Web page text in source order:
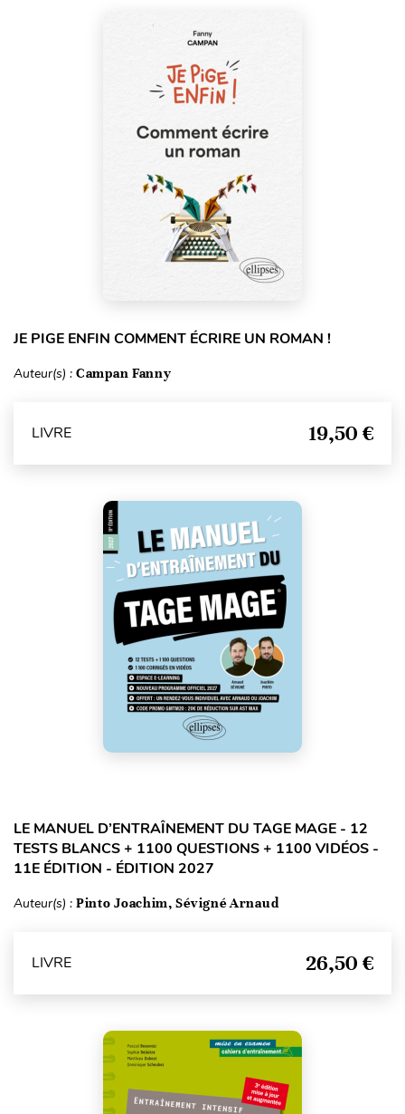
JE PIGE ENFIN COMMENT ÉCRIRE UN ROMAN !
Auteur(s) : Campan Fanny
LIVRE 19,50 €
LE MANUEL D’ENTRAÎNEMENT DU TAGE MAGE - 12
TESTS BLANCS + 1100 QUESTIONS + 1100 VIDÉOS -
11E ÉDITION - ÉDITION 2027
Auteur(s) : Pinto Joachim, Sévigné Arnaud
LIVRE 26,50 €